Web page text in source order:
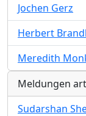
Jochen Gerz
Herbert Brandl
Meredith
Meldungen
Sudarshan